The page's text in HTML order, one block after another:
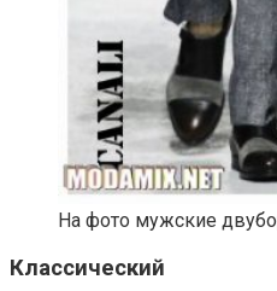
На фото мужские
Классический